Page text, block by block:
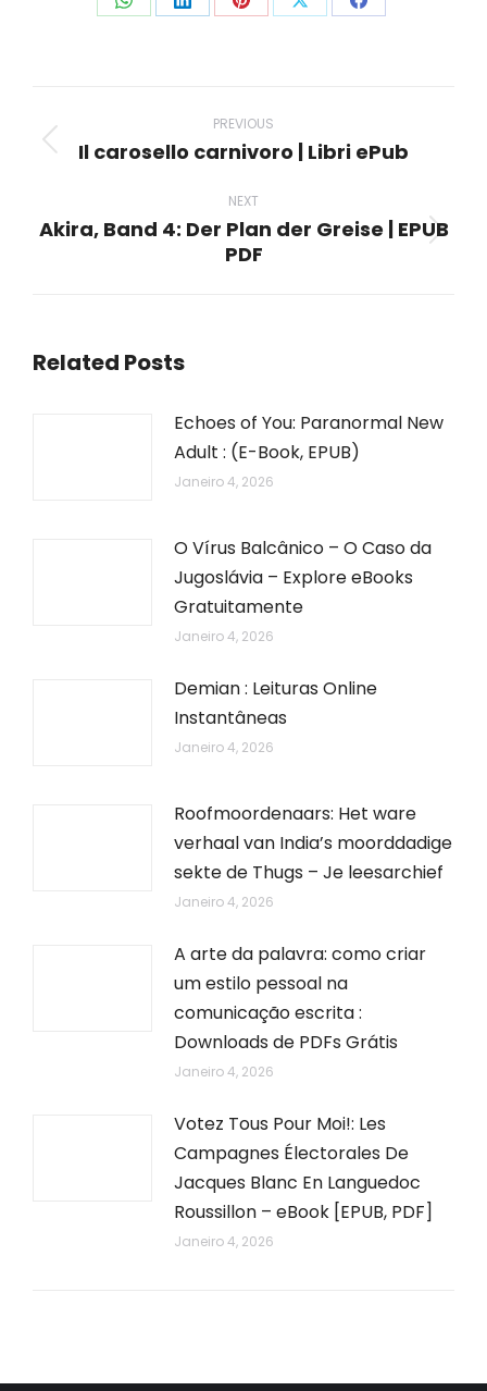
Share Share Share Share Share
navigation
PREVIOUS
Previous
Il carosello carnivoro | Libri ePub
NEXT
Next
Akira, Band 4: Der Plan der Greise | EPUB
PDF
Related Posts
Echoes of You: Paranormal New
Adult : (E-Book, EPUB)
Janeiro 4, 2026
O Vírus Balcânico – O Caso da
Jugoslávia – Explore eBooks
Gratuitamente
Janeiro 4, 2026
Demian : Leituras Online
Instantâneas
Janeiro 4, 2026
Roofmoordenaars: Het ware
verhaal van India’s moorddadige
sekte de Thugs – Je leesarchief
Janeiro 4, 2026
A arte da palavra: como criar
um estilo pessoal na
comunicação escrita :
Downloads de PDFs Grátis
Janeiro 4, 2026
Votez Tous Pour Moi!: Les
Campagnes Électorales De
Jacques Blanc En Languedoc
Roussillon – eBook [EPUB, PDF]
Janeiro 4, 2026